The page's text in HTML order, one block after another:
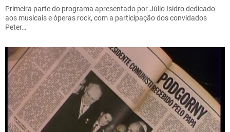
Primeira parte do programa apresentado por Júlio Isidro dedicado
aos musicais e óperas rock, com a participação dos convidados
Peter…